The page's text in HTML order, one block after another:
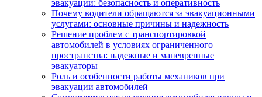
эвакуации: безопасность и оперативность
Почему водители обращаются за эвакуационными
услугами: основные причины и надежность
Решение проблем с транспортировкой
автомобилей в условиях ограниченного
пространства: надежные и маневренные
эвакуаторы
Роль и особенности работы механиков при
эвакуации автомобилей